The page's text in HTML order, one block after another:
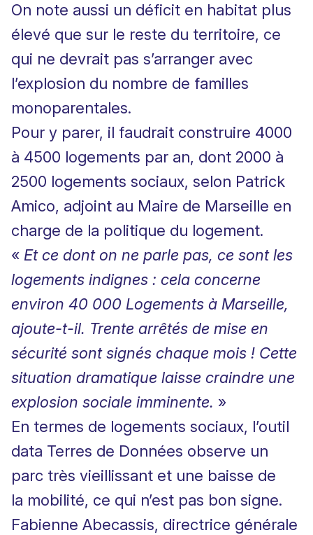
On note aussi un déficit en habitat plus
élevé que sur le reste du territoire, ce
qui ne devrait pas s’arranger avec
l’explosion du nombre de familles
monoparentales.
Pour y parer, il faudrait construire 4000
à 4500 logements par an, dont 2000 à
2500 logements sociaux, selon Patrick
Amico, adjoint au Maire de Marseille en
charge de la politique du logement.
« Et ce dont on ne parle pas, ce sont les
logements indignes : cela concerne
environ 40 000 Logements à Marseille,
ajoute-t-il. Trente arrêtés de mise en
sécurité sont signés chaque mois ! Cette
situation dramatique laisse craindre une
explosion sociale imminente. »
En termes de logements sociaux, l’outil
data Terres de Données observe un
parc très vieillissant et une baisse de
la mobilité, ce qui n’est pas bon signe.
Fabienne Abecassis, directrice générale